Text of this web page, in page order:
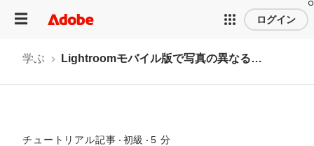
ログイン
学ぶ Lightroomモバイル版で写真の異なる部分を編集する
チュートリアル記事 初級 5 分